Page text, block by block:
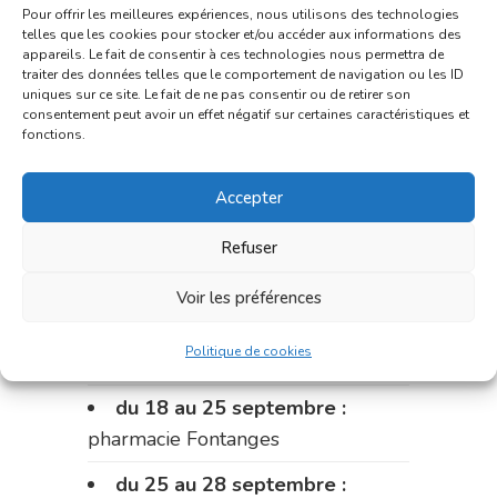
Pour offrir les meilleures expériences, nous utilisons des technologies
telles que les cookies pour stocker et/ou accéder aux informations des
appareils. Le fait de consentir à ces technologies nous permettra de
traiter des données telles que le comportement de navigation ou les ID
uniques sur ce site. Le fait de ne pas consentir ou de retirer son
consentement peut avoir un effet négatif sur certaines caractéristiques et
fonctions.
Accepter
Refuser
Voir les préférences
Politique de cookies
du 4 au 11 septembre :
pharmacie Carnus (rue Marcellin-
Fabre)
pharmacie Dupont (place de la
Le 14 septembre :
Charignon-Dumas (La Fouillade)
pharmacie Palobart (Laguépie)
du 18 au 25 septembre :
pharmacie Fontanges
du 25 au 28 septembre :